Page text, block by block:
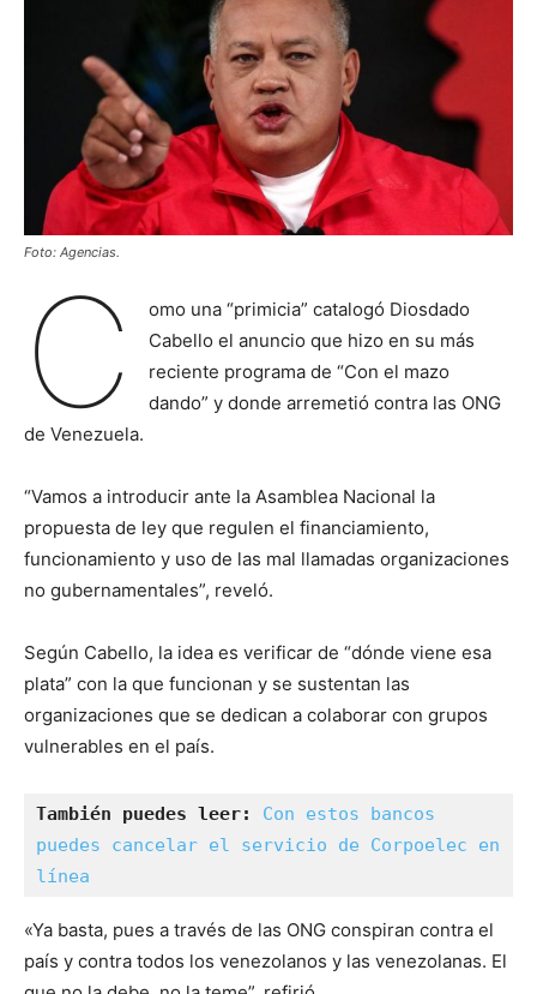
Foto: Agencias.
C
omo una “primicia” catalogó Diosdado
Cabello el anuncio que hizo en su más
reciente programa de “Con el mazo
dando” y donde arremetió contra las ONG
de Venezuela.
“Vamos a introducir ante la Asamblea Nacional la
propuesta de ley que regulen el financiamiento,
funcionamiento y uso de las mal llamadas organizaciones
no gubernamentales”, reveló.
Según Cabello, la idea es verificar de “dónde viene esa
plata” con la que funcionan y se sustentan las
organizaciones que se dedican a colaborar con grupos
vulnerables en el país.
También puedes leer:
Con estos bancos
puedes cancelar el servicio de Corpoelec en
línea
«Ya basta, pues a través de las ONG conspiran contra el
país y contra todos los venezolanos y las venezolanas. El